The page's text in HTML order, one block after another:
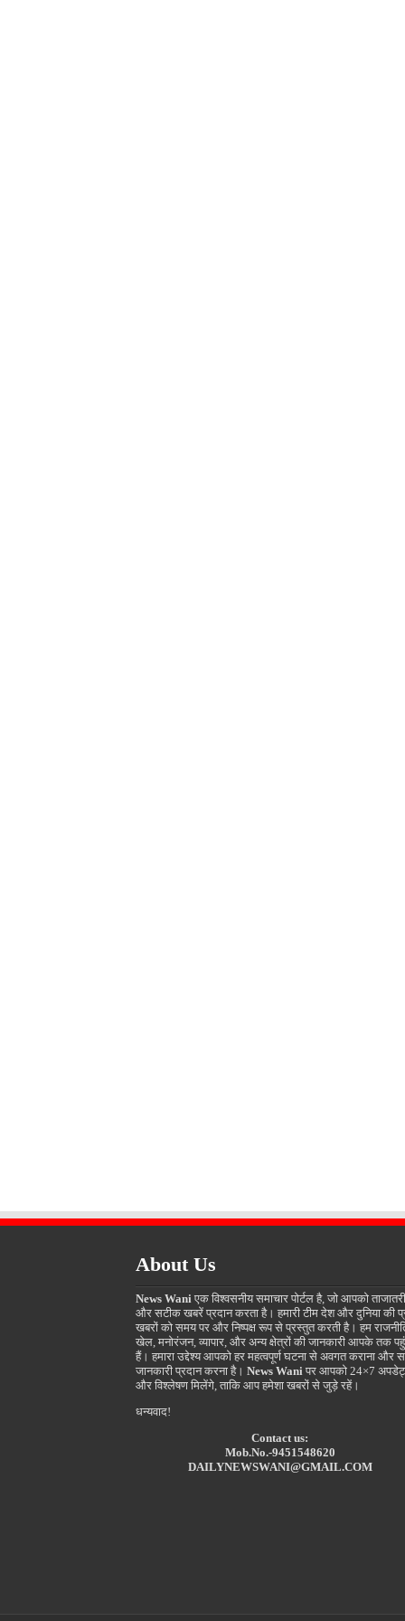
About Us
News Wani एक विश्वसनीय समाचार पोर्टल है, जो आपको
और सटीक खबरें प्रदान करता है। हमारी टीम देश और दुनिया की
खबरों को समय पर और निष्पक्ष रूप से प्रस्तुत करती है। हम
खेल, मनोरंजन, व्यापार, और अन्य क्षेत्रों की जानकारी आपके तक
हैं। हमारा उद्देश्य आपको हर महत्वपूर्ण घटना से अवगत कराना और
जानकारी प्रदान करना है। News Wani पर आपको 24×7
और विश्लेषण मिलेंगे, ताकि आप हमेशा खबरों से जुड़े रहें।
धन्यवाद!
Contact us:
Mob.No.-9451548620
DAILYNEWSWANI@GMAIL.COM